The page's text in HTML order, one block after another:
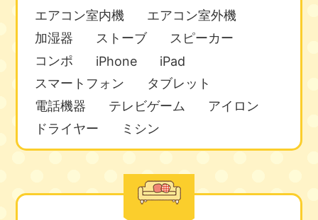
エアコン室内機
エアコン室外機
加湿器
ストーブ
スピーカー
コンポ
iPhone
iPad
スマートフォン
タブレット
電話機器
テレビゲーム
アイロン
ドライヤー
ミシン